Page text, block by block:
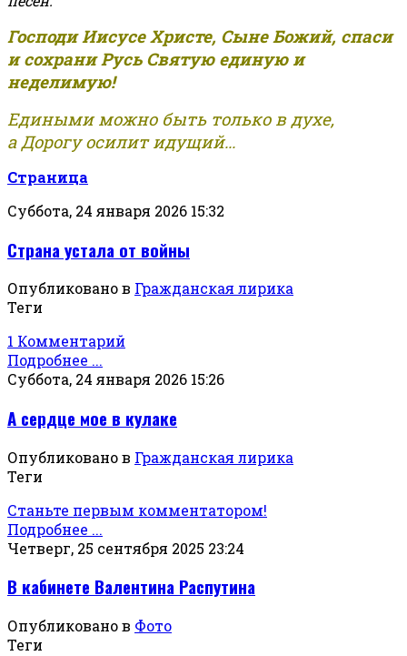
Господи Иисусе Христе, Сыне Божий, спаси
и сохрани Русь Святую единую и
неделимую!
Едиными можно быть только в духе,
а Дорогу осилит идущий...
Страница
Суббота, 24 января 2026 15:32
Страна устала от войны
Опубликовано в Гражданская лирика
Теги
1 Комментарий
Подробнее ...
Суббота, 24 января 2026 15:26
А сердце мое в кулаке
Опубликовано в Гражданская лирика
Теги
Станьте первым комментатором!
Подробнее ...
Четверг, 25 сентября 2025 23:24
В кабинете Валентина Распутина
Опубликовано в Фото
Теги